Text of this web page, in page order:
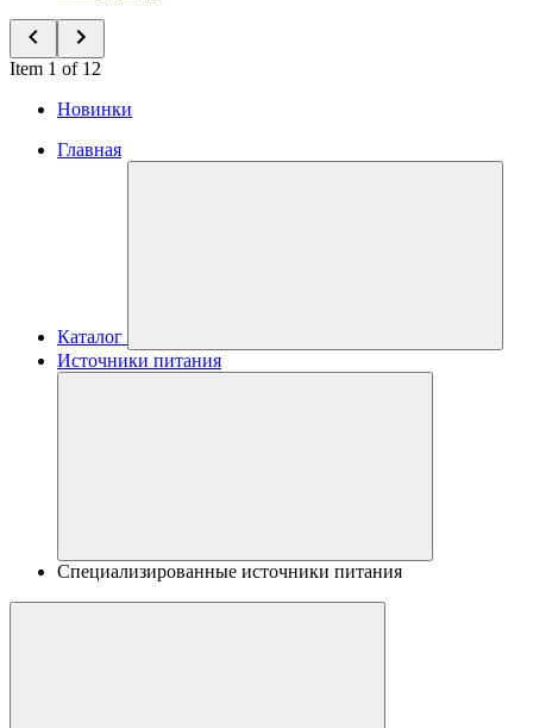
Item 1 of 12
Новинки
Главная
Каталог
Источники питания
Специализированные источники питания